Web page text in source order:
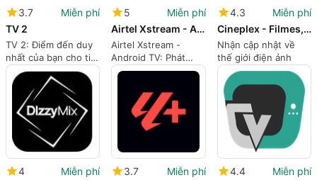
3.7
Miễn phí
TV 2
TV 2: Điểm đến duy
nhất của bạn cho tin
tức và thể thao
5
Miễn phí
Airtel Xstream - Android TV
Airtel Xstream -
Android TV: Phát
trực tuyến các
phim yêu thích của
4.3
Miễn phí
Cineplex - Filmes, Séries e TV
Nhận cập nhật về
thế giới điện ảnh
4
Miễn phí
3.7
Miễn phí
4.4
Miễn phí